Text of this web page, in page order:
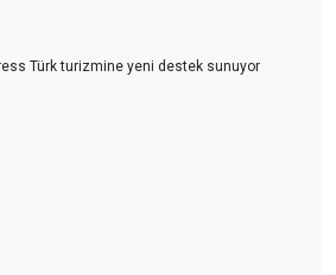
Türk turizmine yeni destek sunuyor